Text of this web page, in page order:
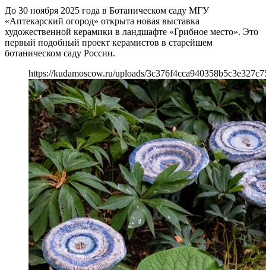
До 30 ноября 2025 года в Ботаническом саду МГУ
«Аптекарский огород» открыта новая выставка
художественной керамики в ландшафте «Грибное место». Это
первый подобный проект керамистов в старейшем
ботаническом саду России.
https://kudamoscow.ru/uploads/